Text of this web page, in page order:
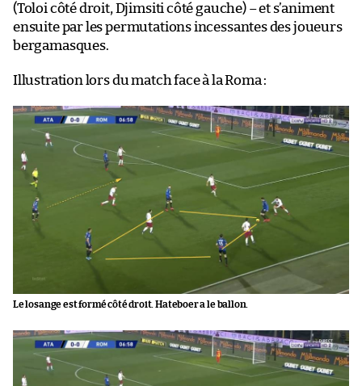
(Toloi côté droit, Djimsiti côté gauche) – et s’animent
ensuite par les permutations incessantes des joueurs
bergamasques.
Illustration lors du match face à la Roma :
Le losange est formé côté droit. Hateboer a le ballon.